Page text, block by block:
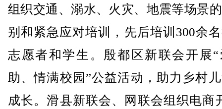
组织交通、溺水、火灾、地震等场景
别和紧急应对培训，先后培训300余
志愿者和学生。殷都区新联会开展
助、情满校园”公益活动，助力乡村
成长。滑县新联会、网联会组织电商